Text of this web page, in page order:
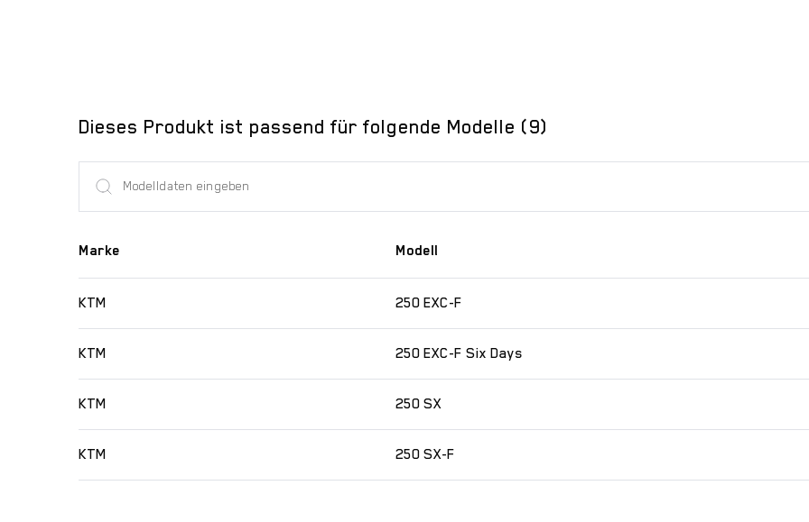
Dieses Produkt ist passend für folgende Modelle (9)
Marke Modell
KTM 250 EXC-F
KTM 250 EXC-F Six Days
KTM 250 SX
KTM 250 SX-F